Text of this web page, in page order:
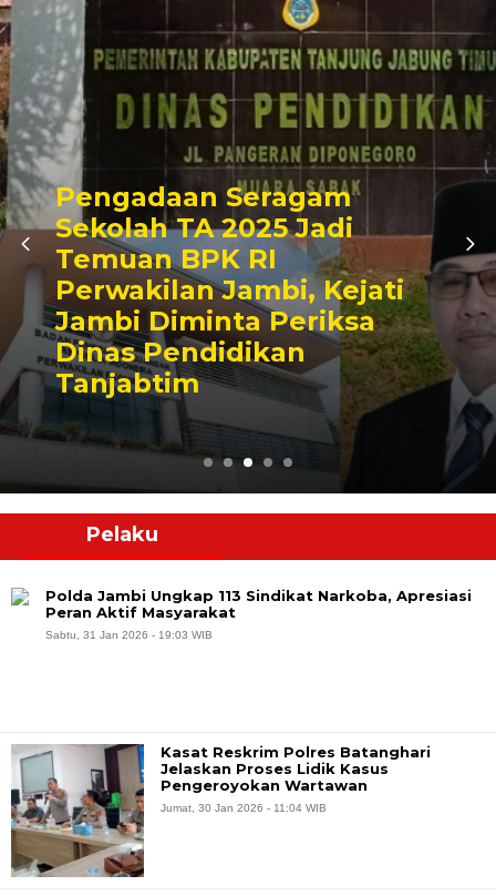
Pengadaan Seragam
Sekolah TA 2025 Jadi
Temuan BPK RI
Perwakilan Jambi, Kejati
Jambi Diminta Periksa
Dinas Pendidikan
Tanjabtim
Pelaku
Polda Jambi Ungkap 113 Sindikat Narkoba, Apresiasi
Peran Aktif Masyarakat
Sabtu, 31 Jan 2026 - 19:03 WIB
Kasat Reskrim Polres Batanghari
Jelaskan Proses Lidik Kasus
Pengeroyokan Wartawan
Jumat, 30 Jan 2026 - 11:04 WIB